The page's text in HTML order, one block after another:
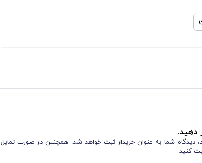
دهید.
دیدگاه شما به عنوان خریدار ثبت خواهد شد. همچنین در صورت تمایل
کنید